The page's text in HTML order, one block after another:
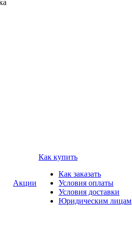
Акции
Как купить
Как заказать
Условия оплаты
Условия доставки
Юридическим лицам